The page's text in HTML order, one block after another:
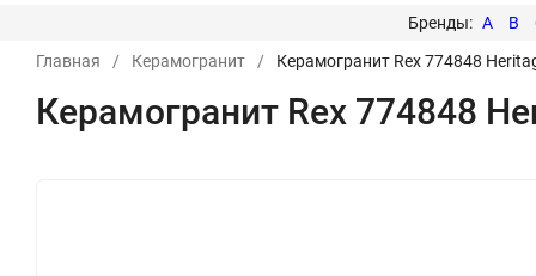
A B
Главная
/ Керамогранит / Керамогранит Rex 774848
Керамогранит Rex 774848